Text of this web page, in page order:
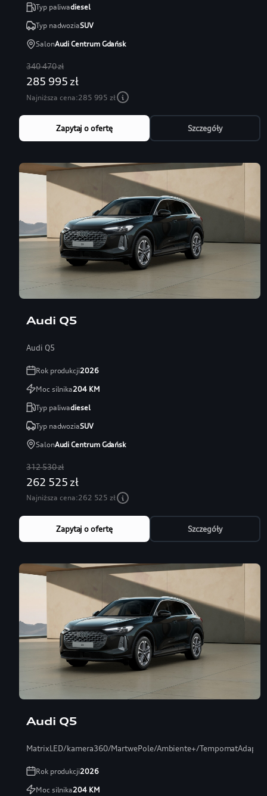
Typ paliwadiesel
Typ nadwoziaSUV
SalonAudi Centrum Gdańsk
340 470 zł
285 995 zł
Najniższa cena:285 995 zł
Zapytaj o ofertę Szczegóły
Audi Q5
Audi Q5
Rok produkcji2026
Moc silnika204KM
Typ paliwadiesel
Typ nadwoziaSUV
SalonAudi Centrum Gdańsk
312 530 zł
262 525 zł
Najniższa cena:262 525 zł
Zapytaj o ofertę Szczegóły
Audi Q5
MatrixLED/kamera360/MartwePole/Ambiente+/
Rok produkcji2026
Moc silnika204KM